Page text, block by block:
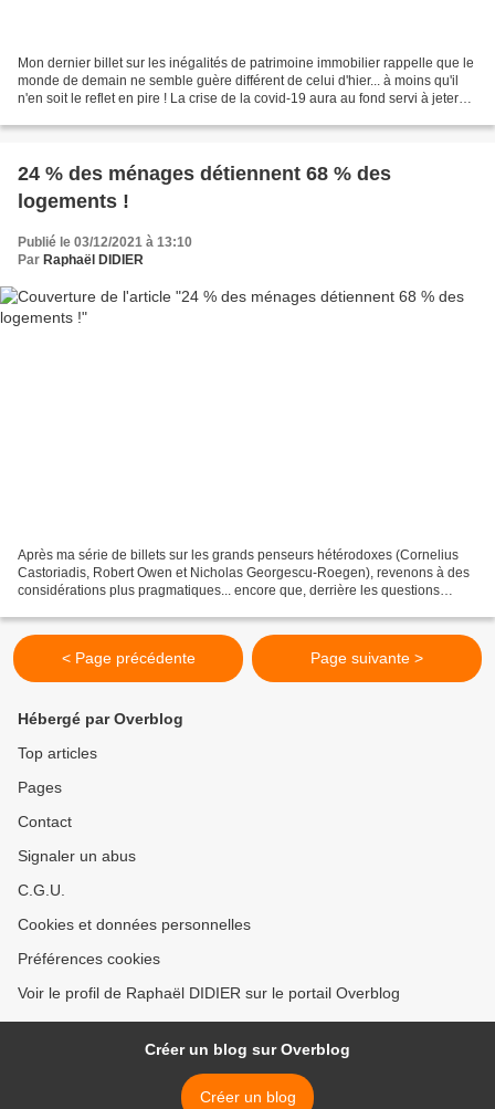
Mon dernier billet sur les inégalités de patrimoine immobilier rappelle que le
monde de demain ne semble guère différent de celui d'hier... à moins qu'il
n'en soit le reflet en pire ! La crise de la covid-19 aura au fond servi à jeter
24 % des ménages détiennent 68 % des
logements !
Publié le 03/12/2021 à 13:10
Par Raphaël DIDIER
Après ma série de billets sur les grands penseurs hétérodoxes (Cornelius
Castoriadis, Robert Owen et Nicholas Georgescu-Roegen), revenons à des
considérations plus pragmatiques... encore que, derrière les questions
< Page précédente Page suivante >
Hébergé par Overblog
Top articles
Pages
Contact
Signaler un abus
C.G.U.
Cookies et données personnelles
Préférences cookies
Voir le profil de Raphaël DIDIER sur le portail Overblog
Créer un blog sur Overblog
Créer un blog